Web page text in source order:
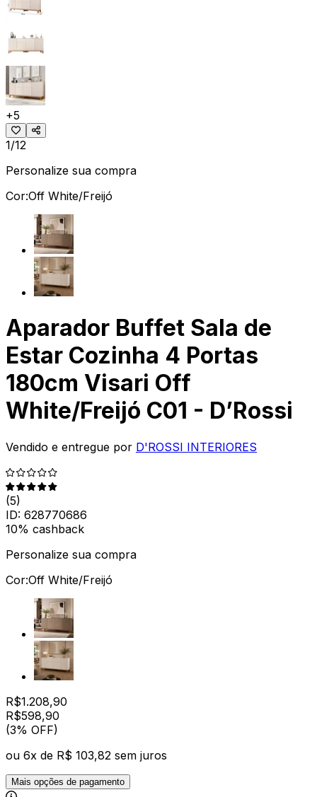
+5
1/12
Personalize sua compra
Cor:Off White/Freijó
Aparador Buffet Sala de
Estar Cozinha 4 Portas
180cm Visari Off
White/Freijó C01 - D’Rossi
Vendido e entregue por D'ROSSI INTERIORES
(5)
ID: 628770686
10% cashback
Personalize sua compra
Cor:Off White/Freijó
R$1.208,90
R$598,90
(3% OFF)
ou 6x de R$ 103,82 sem juros
Mais opções de pagamento